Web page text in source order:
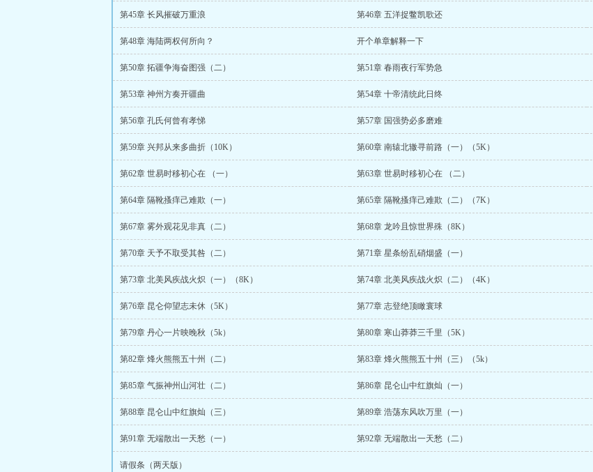
第45章 长风摧破万重浪 第46章 五洋捉鳖凯歌还
第48章 海陆两权何所向？ 开个单章解释一下
第50章 拓疆争海奋图强（二） 第51章 春雨夜行军势急
第53章 神州方奏开疆曲 第54章 十帝清统此日终
第56章 孔氏何曾有孝悌 第57章 国强势必多磨难
第59章 兴邦从来多曲折（10K） 第60章 南辕北辙寻前路（一）（5K）
第62章 世易时移初心在 （一） 第63章 世易时移初心在 （二）
第64章 隔靴搔痒己难欺（一） 第65章 隔靴搔痒己难欺（二）（7K）
第67章 雾外观花见非真（二） 第68章 龙吟且惊世界殊（8K）
第70章 天予不取受其咎（二） 第71章 星条纷乱硝烟盛（一）
第73章 北美风疾战火炽（一）（8K） 第74章 北美风疾战火炽（二）（4K）
第76章 昆仑仰望志未休（5K） 第77章 志登绝顶瞰寰球
第79章 丹心一片映晚秋（5k） 第80章 寒山莽莽三千里（5K）
第82章 烽火熊熊五十州（二） 第83章 烽火熊熊五十州（三）（5k）
第85章 气振神州山河壮（二） 第86章 昆仑山中红旗灿（一）
第88章 昆仑山中红旗灿（三） 第89章 浩荡东风吹万里（一）
第91章 无端散出一天愁（一） 第92章 无端散出一天愁（二）
请假条（两天版）